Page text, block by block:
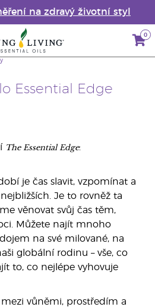
na zdravý životní styl
0
Essential Edge
The Essential Edge:
je čas slavit, vzpomínat a
Je to rovněž ta
věnovat svůj čas těm,
Můžete najít mnoho
na své milované, na
globální rodinu – vše, co
to, co nejlépe vyhovuje
vůněmi, prostředím a